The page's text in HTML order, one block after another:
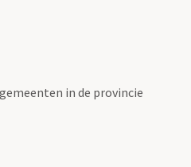
in de provincie